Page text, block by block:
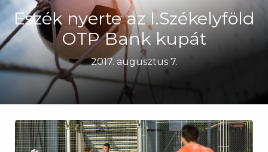
Eszék nyerte az I.Székelyföld
OTP Bank kupát
2017. augusztus 7.